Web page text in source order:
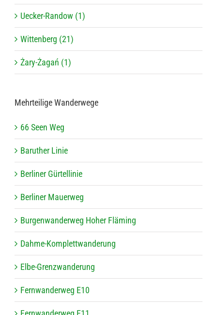
Uecker-Randow (1)
Wittenberg (21)
Żary-Żagań (1)
Mehr­tei­lige Wanderwege
66 Seen Weg
Baru­ther Linie
Ber­li­ner Gürtellinie
Ber­li­ner Mauerweg
Bur­gen­wan­der­weg Hoher Fläming
Dahme-Kom­plett­wan­de­rung
Elbe-Grenz­wan­de­rung
Fern­wan­der­weg E10